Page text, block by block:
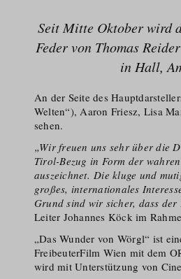
Seit Mitte Oktober wird
Feder von Thomas
in Hall,
An der Seite des
Welten“), Aaron Friesz, Lisa
sehen.
„Wir freuen uns sehr über die
Tirol-Bezug in Form der
auszeichnet. Die kluge und
großes, internationales
Grund sind wir sicher, dass
Leiter Johannes Köck im
„Das Wunder von Wörgl“ ist
FreibeuterFilm Wien mit dem
wird mit Unterstützung von